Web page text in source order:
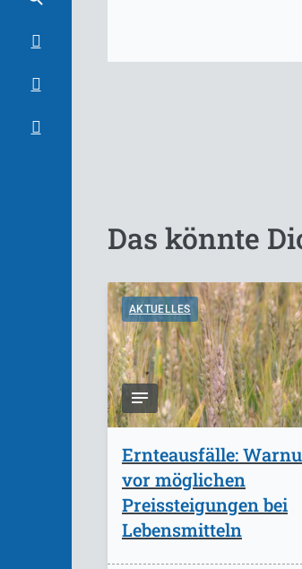
Das könnte
AKTUELLES
Ernteausfälle:
vor möglichen
Preissteigungen bei
Lebensmitteln